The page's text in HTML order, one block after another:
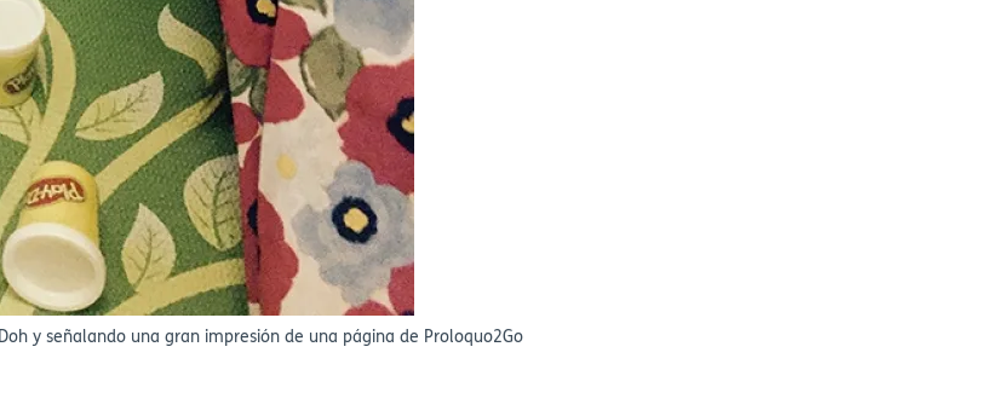
y señalando una gran impresión de una página de Proloquo2Go